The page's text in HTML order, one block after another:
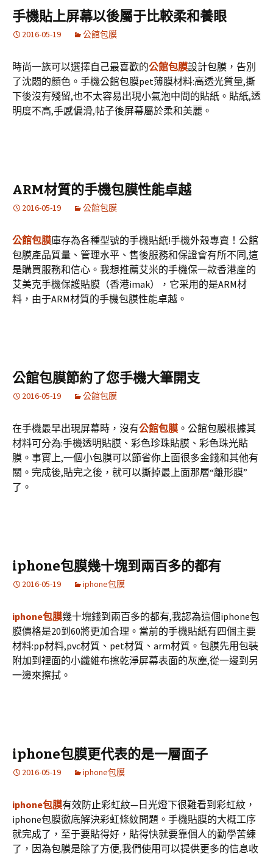
手機貼上屏幕以後屬于比較柔和養眼
2016-05-19 公館包膜
時尚一族可以選擇自己最喜歡的公館包膜設計包膜，告別
了沈悶的顏色。手機公館包膜pet薄膜材料:高透光質量,撕
下後沒有殘留,也不太容易出現小氣泡中間的貼紙。貼紙,透
明度不高,手感偏滑,帖子後屏幕屬於柔和美麗。
ARM材質的手機包膜性能卓越
2016-05-19 公館包膜
公館包膜庫存為各種型號的手機貼紙!手機外殼專賣！公館
包膜產品質量、管理水平、售後服務和保證會有所不同,這
是購買服務和信心。我想推薦艾米的手機保一款香港産的
艾美克手機保護貼膜（香港imak），它采用的是ARM材
料，由于ARM材質的手機包膜性能卓越。
公館包膜節約了您手機大筆開支
2016-05-19 公館包膜
在手機最早出現屏幕時，沒有公館包膜 。公館包膜根據其
材料可分為:手機透明貼膜、彩色珍珠貼膜、彩色珠光貼
膜。事實上,一個小包膜可以節省你上面很多金錢和其他有
關。完成後,貼完之後，就可以撕掉最上面那層“離形膜”
了。
iphone包膜幾十塊到兩百多的都有
2016-05-19 iphone包膜
iphone包膜幾十塊錢到兩百多的都有,我認為這個iphone包
膜價格是20到60將更加合理。當前的手機貼紙有四個主要
材料:pp材料,pvc材質、pet材質、arm材質。包膜先用包裝
附加到裡面的小纖維布擦乾淨屏幕表面的灰塵,從一邊到另
一邊來擦拭。
iphone包膜更代表的是一層面子
2016-05-19 iphone包膜
iphone包膜有效防止彩虹紋—日光燈下很難看到彩虹紋，
iphone包膜徹底解決彩虹條紋問題。手機貼膜的大概工序
就完成了，至于要貼得好，貼得快就要靠個人的勤學苦練
了，因為包膜是除了方便,我們使用可以提供更多的信息收